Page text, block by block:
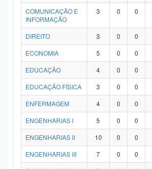
COMUNICAÇÃO E
INFORMAÇÃO
3 0 0
DIREITO 3 0 0
ECONOMIA
5 0 0
EDUCAÇÃO
4 0 0
EDUCAÇÃO FÍSICA
3 0 0
ENFERMAGEM
4 0 0
ENGENHARIAS I
5 0 0
ENGENHARIAS II
10 0 0
ENGENHARIAS III
7 0 0